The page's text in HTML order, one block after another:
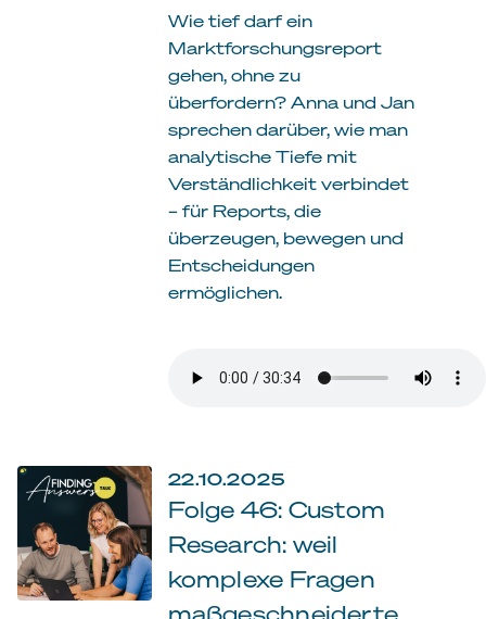
Wie tief darf ein
Marktforschungsreport
gehen, ohne zu
überfordern? Anna und Jan
sprechen darüber, wie man
analytische Tiefe mit
Verständlichkeit verbindet
– für Reports, die
überzeugen, bewegen und
Entscheidungen
ermöglichen.
22.10.2025
Folge 46: Custom
Research: weil
komplexe Fragen
maßgeschneiderte